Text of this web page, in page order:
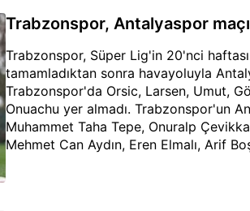
Trabzonspor, Antalyaspor maçı
Trabzonspor, Süper Lig'in 20'nci
tamamladıktan sonra havayoluyla
Trabzonspor'da Orsic, Larsen, Umut,
Onuachu yer almadı. Trabzonspor'un
Muhammet Taha Tepe, Onuralp
Mehmet Can Aydın, Eren Elmalı, Arif